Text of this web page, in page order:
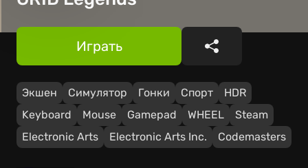
Экшен Симулятор Гонки Спорт
HDR
Keyboard
Mouse Gamepad WHEEL
Steam
Electronic Arts
Electronic Arts Inc. Codemasters
Играть Поделиться